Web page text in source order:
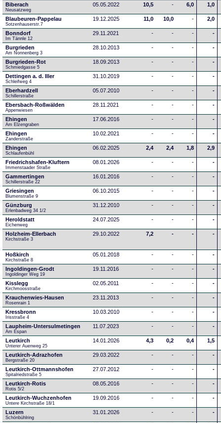
Biberach
Neusatzweg
05.05.2022 10,5 - 6,0 1,0
Blaubeuren-Pappelau
Sotzenhauserstr.7
19.12.2025 11,0 10,0 - 2,0
Bonndorf
Im Tännle 12
29.11.2021 - - - -
Burgrieden
Am Nonnenberg 3
28.10.2013 - - - -
Burgrieden-Rot
Schmiedgasse 5
18.09.2013 - - - -
Dettingen a. d. Iller
Schleifweg 4
31.10.2019 - - - -
Eberhardzell
Schillerstraße
05.07.2010 - - - -
Ebersbach-Roßwälden
Appenwiesen
28.11.2021 - - - -
Ehingen
Am Elzengraben
17.06.2016 - - - -
Ehingen
Zanderstraße
10.02.2021 - - - -
Ehingen
Schlaufenbühl
06.02.2025 2,4 2,4 1,8 2,9
Friedrichshafen-Kluftern
Immenstaader Straße
08.01.2026 - - - -
Gammertingen
Schillerstraße 22
16.01.2016 - - - -
Griesingen
Blumenstraße 9
06.10.2015 - - - -
Günzburg
Erlenbadweg 34 1/2
31.12.2010 - - - -
Heroldstatt
Eichenweg
24.07.2025 - - - -
Holzheim-Ellerbach
Kirchstraße 3
29.10.2022 7,2 - - -
Hoßkirch
Kirchstraße 8
05.01.2018 - - - -
Ingoldingen-Grodt
Ingoldinger Weg 19
19.11.2016 - - - -
Kisslegg
Kirchmoosstraße
02.05.2011 - - - -
Krauchenwies-Hausen
Rosenrain 1
23.11.2013 - - - -
Kressbronn
Irisstraße 4
10.03.2010 - - - -
Laupheim-Untersulmetingen
Am Espan
11.07.2023 - - - -
Leutkirch
Unterer Auenweg 25
14.01.2026 4,3 0,2 0,4 1,5
Leutkirch-Adrazhofen
Bergstraße 20
29.03.2022 - - - -
Leutkirch-Ottmannshofen
Spitalriedstraße 5
27.07.2012 - - - -
Leutkirch-Rotis
Rotis 5/2
08.05.2016 - - - -
Leutkirch-Wuchzenhofen
Untere Kirchstraße 18/1
19.09.2016 - - - -
Luzern
Schönbühlring
31.01.2026 - - - -